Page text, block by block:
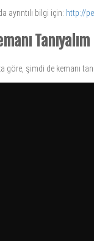
ayrıntılı bilgi için: http://
Tanıyalım
göre, şimdi de kemanı